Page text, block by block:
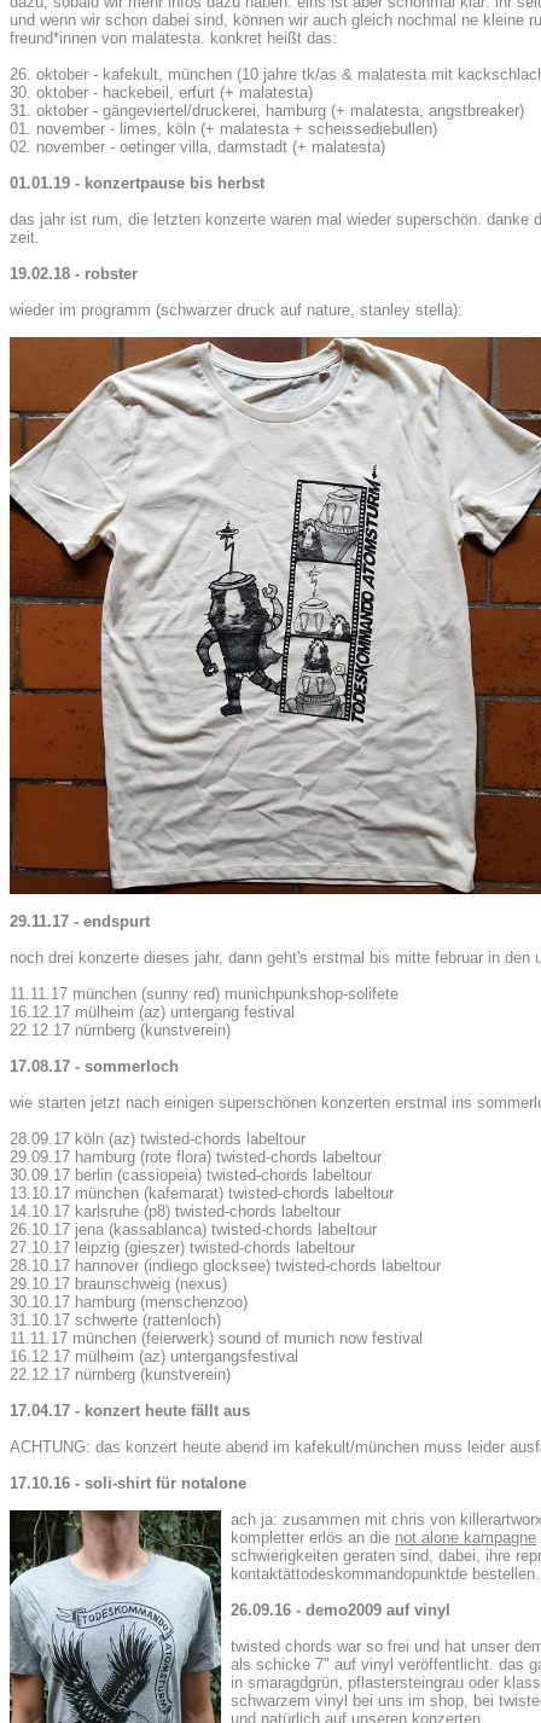
und wenn wir schon dabei sind, können wir auch gleich nochmal ne
freund*innen von malatesta. konkret heißt das:
26. oktober - kafekult, münchen (10 jahre tk/as & malatesta mit
30. oktober - hackebeil, erfurt (+ malatesta)
31. oktober - gängeviertel/druckerei, hamburg (+ malatesta, angstbreaker)
01. november - limes, köln (+ malatesta + scheissediebullen)
02. november - oetinger villa, darmstadt (+ malatesta)
01.01.19 - konzertpause bis herbst
das jahr ist rum, die letzten konzerte waren mal wieder superschön.
zeit.
19.02.18 - robster
wieder im programm (schwarzer druck auf nature, stanley stella):
29.11.17 - endspurt
noch drei konzerte dieses jahr, dann geht's erstmal bis mitte februar in den
11.11.17 münchen (sunny red) munichpunkshop-solifete
16.12.17 mülheim (az) untergang festival
22.12.17 nürnberg (kunstverein)
17.08.17 - sommerloch
wie starten jetzt nach einigen superschönen konzerten erstmal ins
28.09.17 köln (az) twisted-chords labeltour
29.09.17 hamburg (rote flora) twisted-chords labeltour
30.09.17 berlin (cassiopeia) twisted-chords labeltour
13.10.17 münchen (kafemarat) twisted-chords labeltour
14.10.17 karlsruhe (p8) twisted-chords labeltour
26.10.17 jena (kassablanca) twisted-chords labeltour
27.10.17 leipzig (gieszer) twisted-chords labeltour
28.10.17 hannover (indiego glocksee) twisted-chords labeltour
29.10.17 braunschweig (nexus)
30.10.17 hamburg (menschenzoo)
31.10.17 schwerte (rattenloch)
11.11.17 münchen (feierwerk) sound of munich now festival
16.12.17 mülheim (az) untergangsfestival
22.12.17 nürnberg (kunstverein)
17.04.17 - konzert heute fällt aus
ACHTUNG: das konzert heute abend im kafekult/münchen muss leider
17.10.16 - soli-shirt für notalone
ach ja: zusammen mit chris von
kompletter erlös an die not alone kampagne
schwierigkeiten geraten sind, dabei, ihre
kontaktättodeskommandopunktde bestellen.
26.09.16 - demo2009 auf vinyl
twisted chords war so frei und hat unser
als schicke 7" auf vinyl veröffentlicht. das
in smaragdgrün, pflastersteingrau oder
schwarzem vinyl bei uns im shop, bei
und natürlich auf unseren konzerten.